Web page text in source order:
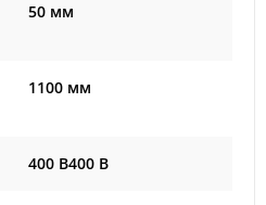
50 мм
1100 мм
400 В400 В